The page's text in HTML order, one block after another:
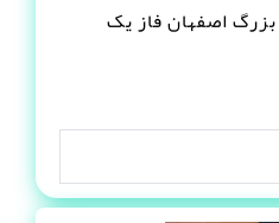
اصفهان فاز یک